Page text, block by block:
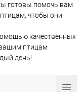
готовы помочь вам
чтобы они
качественных
птицам
день!